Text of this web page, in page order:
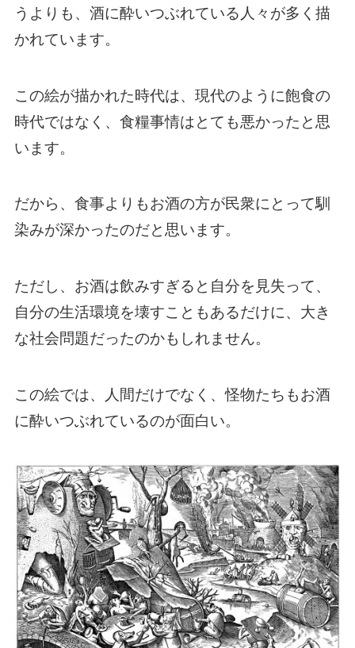
うよりも、酒に酔いつぶれている人々が多く描
かれています。
この絵が描かれた時代は、現代のように飽食の
時代ではなく、食糧事情はとても悪かったと思
います。
だから、食事よりもお酒の方が民衆にとって馴
染みが深かったのだと思います。
ただし、お酒は飲みすぎると自分を見失って、
自分の生活環境を壊すこともあるだけに、大き
な社会問題だったのかもしれません。
この絵では、人間だけでなく、怪物たちもお酒
に酔いつぶれているのが面白い。